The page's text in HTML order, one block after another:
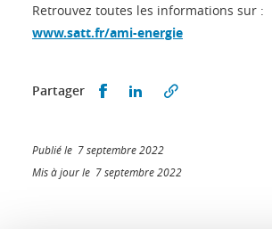
Retrouvez toutes les informations sur :
www.satt.fr/ami-energie
Partager Partager sur Facebook
Partager sur LinkedIn
Publié le 7 septembre 2022
Mis à jour le 7 septembre 2022